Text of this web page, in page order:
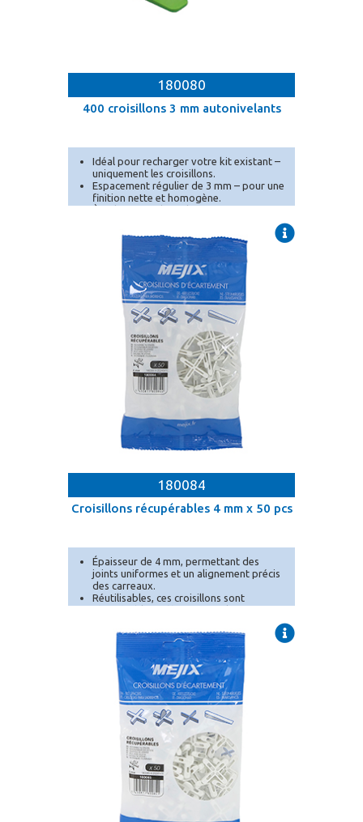
180080
400 croisillons 3 mm autonivelants
Idéal pour recharger votre kit existant –
uniquement les croisillons.
Espacement régulier de 3 mm – pour une
finition nette et homogène.
À utiliser avec les cales et pince
180084
Croisillons récupérables 4 mm x 50 pcs
Épaisseur de 4 mm, permettant des
joints uniformes et un alignement précis
des carreaux.
Réutilisables, ces croisillons sont
récupérables, offrant une solution
Lot de 50 pièces, parfait pour les p[...]